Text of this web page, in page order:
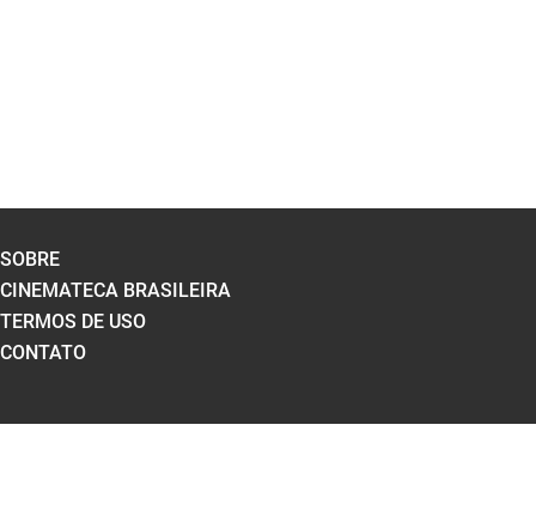
SOBRE
CINEMATECA BRASILEIRA
TERMOS DE USO
CONTATO